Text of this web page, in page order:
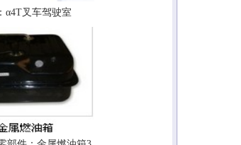
α4T叉车驾驶室